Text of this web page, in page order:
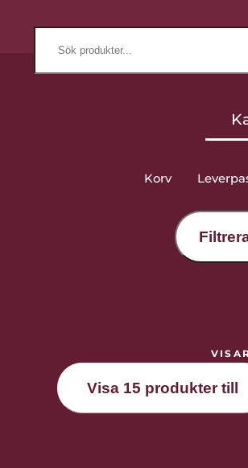
Korv
Visa 15 produkter till